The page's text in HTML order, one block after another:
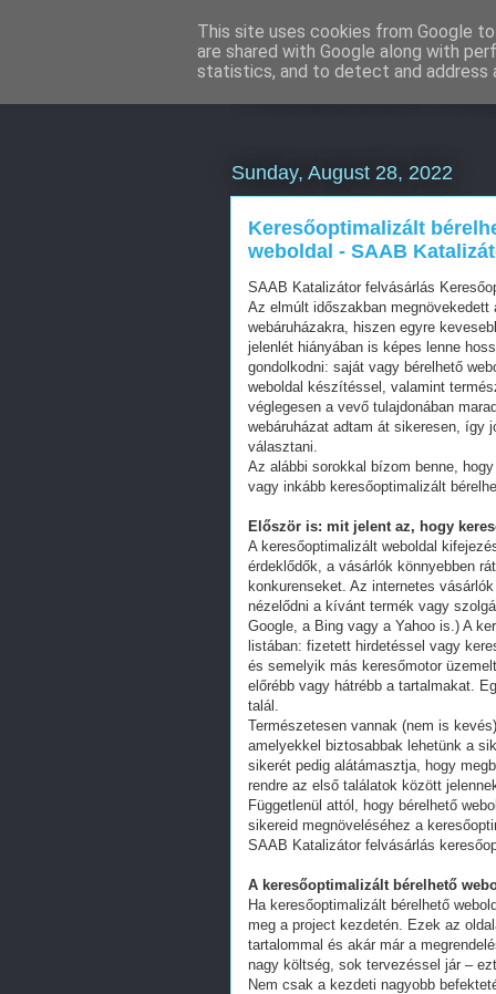
Facebook
Sunday, August 28, 2022
Keresőoptimalizált
weboldal - SAAB
SAAB Katalizátor felvásárlás
Az elmúlt időszakban
webáruházakra, hiszen egyre
jelenlét hiányában is képes lenne
gondolkodni: saját vagy bérelhető
weboldal készítéssel, valamint
véglegesen a vevő tulajdonában
webáruházat adtam át sikeresen, így
választani.
Az alábbi sorokkal bízom benne,
vagy inkább keresőoptimalizált
Először is: mit jelent az, hogy
A keresőoptimalizált weboldal
érdeklődők, a vásárlók könnyebben
konkurenseket. Az internetes
nézelődni a kívánt termék vagy
Google, a Bing vagy a Yahoo is.) A
listában: fizetett hirdetéssel vagy
és semelyik más keresőmotor
előrébb vagy hátrébb a tartalmakat.
talál.
Természetesen vannak (nem is
amelyekkel biztosabbak lehetünk a
sikerét pedig alátámasztja, hogy
rendre az első találatok között
Függetlenül attól, hogy bérelhető
sikereid megnöveléséhez a
SAAB Katalizátor felvásárlás
A keresőoptimalizált bérelhető
Ha keresőoptimalizált bérelhető
meg a project kezdetén. Ezek az
tartalommal és akár már a
nagy költség, sok tervezéssel jár –
Nem csak a kezdeti nagyobb
This site uses cookies from Google
are shared with Google along with
statistics, and to detect and address